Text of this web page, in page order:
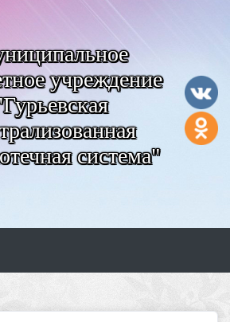
учреждение
система"